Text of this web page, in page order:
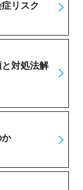
リスク
対処法解
か